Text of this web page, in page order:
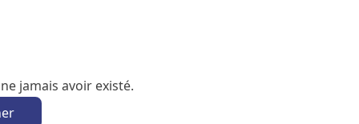
jamais avoir existé.